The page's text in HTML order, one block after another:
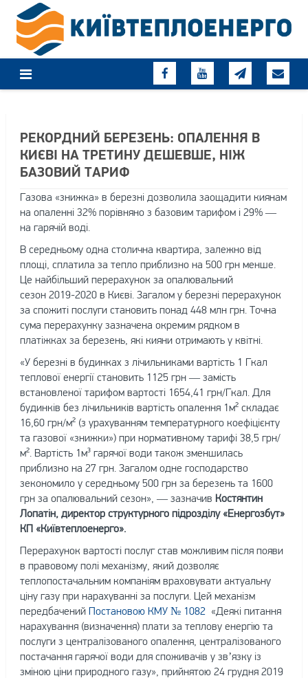
content
РЕКОРДНИЙ БЕРЕЗЕНЬ: ОПАЛЕННЯ В
КИЄВІ НА ТРЕТИНУ ДЕШЕВШЕ, НІЖ
БАЗОВИЙ ТАРИФ
Газова «знижка» в березні дозволила заощадити киянам
на опаленні 32% порівняно з базовим тарифом і 29% —
на гарячій воді.
В середньому одна столична квартира, залежно від
площі, сплатила за тепло приблизно на 500 грн менше.
Це найбільший перерахунок за опалювальний
сезон 2019-2020 в Києві. Загалом у березні перерахунок
за спожиті послуги становить понад 448 млн грн. Точна
сума перерахунку зазначена окремим рядком в
платіжках за березень, які кияни отримають у квітні.
«У березні в будинках з лічильниками вартість 1 Гкал
теплової енергії становить 1125 грн — замість
встановленої тарифом вартості 1654,41 грн/Гкал. Для
будинків без лічильників вартість опалення 1м² складає
16,60 грн/м² (з урахуванням температурного коефіцієнту
та газової «знижки») при нормативному тарифі 38,5 грн/
м². Вартість 1м³ гарячої води також зменшилась
приблизно на 27 грн. Загалом одне господарство
зекономило у середньому 500 грн за березень та 1600
грн за опалювальний сезон», — зазначив Костянтин
Лопатін, директор структурного підрозділу «Енергозбут»
КП «Київтеплоенерго».
Перерахунок вартості послуг став можливим після появи
в правовому полі механізму, який дозволяє
теплопостачальним компаніям враховувати актуальну
ціну газу при нарахуванні за послуги. Цей механізм
передбачений Постановою КМУ № 1082«Деякі питання
нарахування (визначення) плати за теплову енергію та
послуги з централізованого опалення, централізованого
постачання гарячої води для споживачів у зв’язку із
зміною ціни природного газу», прийнятою 24 грудня 2019